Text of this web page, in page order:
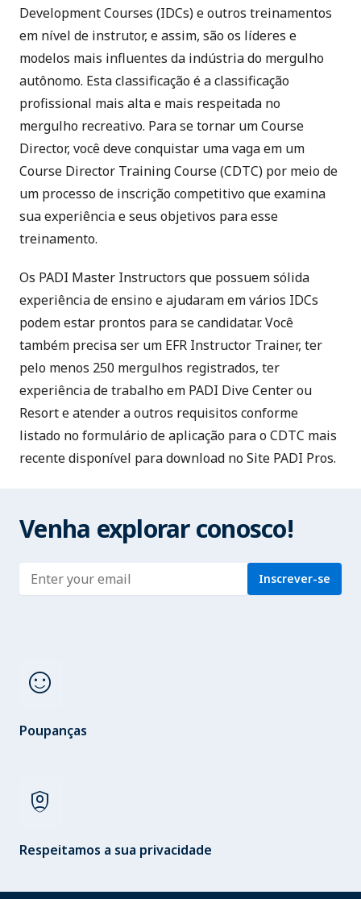
Development Courses (IDCs)e outros treinamentos
em nível de instrutor, e assim, são os líderes e
modelos mais influentes da indústria do mergulho
autônomo. Esta classificação é a classificação
profissional mais alta e mais respeitada no
mergulho recreativo. Para se tornar um Course
Director, você deve conquistar uma vaga em um
Course Director Training Course (CDTC) por meio de
um processo de inscrição competitivo que examina
sua experiência e seus objetivos para esse
treinamento.
Os PADI Master Instructors que possuem sólida
experiência de ensino e ajudaram em vários IDCs
podem estar prontos para se candidatar. Você
também precisa ser um EFR Instructor Trainer, ter
pelo menos 250 mergulhos registrados, ter
experiência de trabalho em PADI Dive Center ou
Resort e atender a outros requisitos conforme
listado no formulário de aplicação para o CDTC mais
recente disponível para download noSite PADI Pros.
Venha explorar conosco!
Enter address Inscrever-se
sentiment_satisfied
Poupanças
shield_person
Respeitamos a sua privacidade